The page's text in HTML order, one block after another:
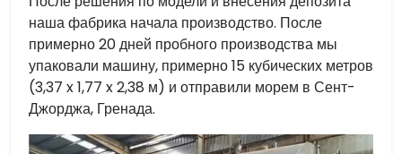
наша фабрика начала производство. После
примерно 20 дней пробного производства мы
упаковали машину, примерно 15 кубических метров
(3,37 x 1,77 x 2,38 м) и отправили морем в Сент-
Джорджа, Гренада.